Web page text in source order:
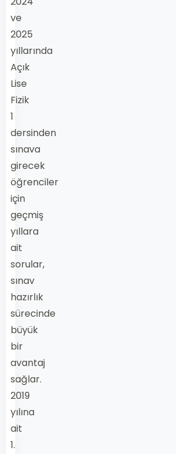
ve
2025
yıllarında
Açık
Lise
Fizik
1
dersinden
sınava
girecek
öğrenciler
için
geçmiş
yıllara
ait
sorular,
sınav
hazırlık
sürecinde
büyük
bir
avantaj
sağlar.
2019
yılına
ait
1.